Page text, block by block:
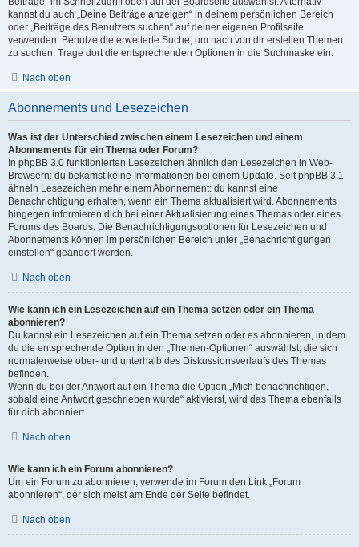
kannst du auch „Deine Beiträge anzeigen“ in deinem persönlichen Bereich
oder „Beiträge des Benutzers suchen“ auf deiner eigenen Profilseite
verwenden. Benutze die erweiterte Suche, um nach von dir erstellen Themen
zu suchen. Trage dort die entsprechenden Optionen in die Suchmaske ein.
Nach oben
Abonnements und Lesezeichen
Was ist der Unterschied zwischen einem Lesezeichen und einem
Abonnements für ein Thema oder Forum?
In phpBB 3.0 funktionierten Lesezeichen ähnlich den Lesezeichen in Web-
Browsern: du bekamst keine Informationen bei einem Update. Seit phpBB 3.1
ähneln Lesezeichen mehr einem Abonnement: du kannst eine
Benachrichtigung erhalten, wenn ein Thema aktualisiert wird. Abonnements
hingegen informieren dich bei einer Aktualisierung eines Themas oder eines
Forums des Boards. Die Benachrichtigungsoptionen für Lesezeichen und
Abonnements können im persönlichen Bereich unter „Benachrichtigungen
einstellen“ geändert werden.
Nach oben
Wie kann ich ein Lesezeichen auf ein Thema setzen oder ein Thema
abonnieren?
Du kannst ein Lesezeichen auf ein Thema setzen oder es abonnieren, in dem
du die entsprechende Option in den „Themen-Optionen“ auswählst, die sich
normalerweise ober- und unterhalb des Diskussionsverlaufs des Themas
befinden.
Wenn du bei der Antwort auf ein Thema die Option „Mich benachrichtigen,
sobald eine Antwort geschrieben wurde“ aktivierst, wird das Thema ebenfalls
für dich abonniert.
Nach oben
Wie kann ich ein Forum abonnieren?
Um ein Forum zu abonnieren, verwende im Forum den Link „Forum
abonnieren“, der sich meist am Ende der Seite befindet.
Nach oben